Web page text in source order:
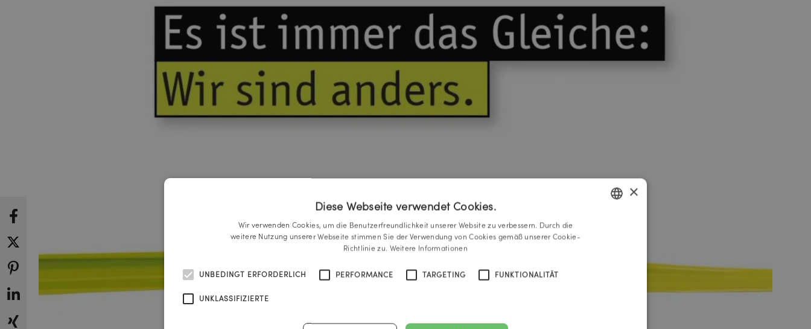
×
Diese Webseite verwendet Cookies.
Wir verwenden Cookies, um die Benutzerfreundlichkeit unserer Website zu verbessern. Durch die
weitere Nutzung unserer Webseite stimmen Sie der Verwendung von Cookies gemäß unserer Cookie-
Richtlinie zu. Weitere Informationen
UNBEDINGT ERFORDERLICH PERFORMANCE TARGETING FUNKTIONALITÄT
UNKLASSIFIZIERTE